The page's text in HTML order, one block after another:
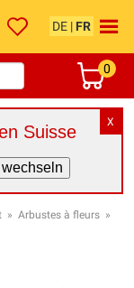
DE | FR
0
X
Suisse
» Arbustes à fleurs »